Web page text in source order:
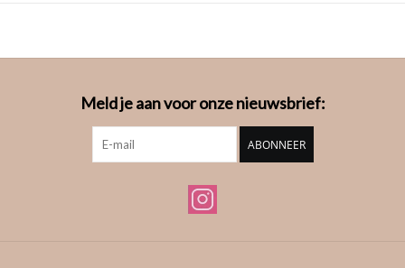
Meld je aan voor onze nieuwsbrief:
ABONNEER